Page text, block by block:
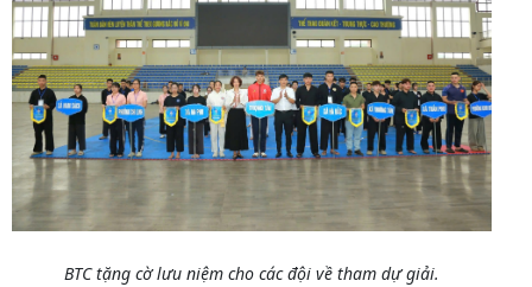
BTC tặng cờ lưu niệm cho các đội về tham dự giải.